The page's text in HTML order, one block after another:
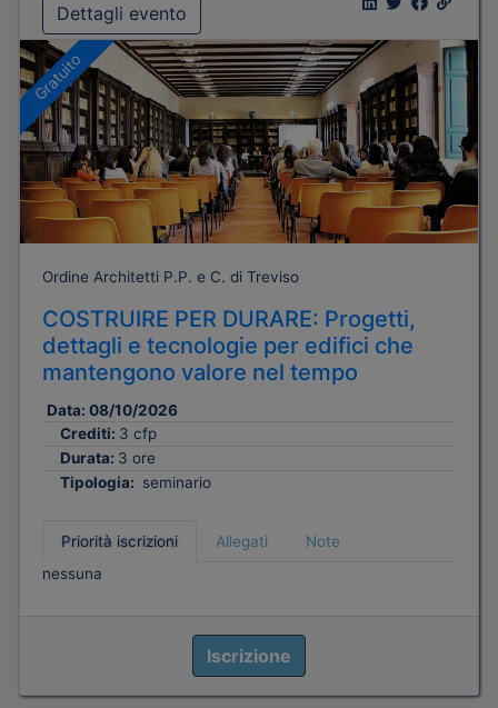
Dettagli evento
Gratuito
Ordine Architetti P.P. e C. di Treviso
COSTRUIRE PER DURARE: Progetti,
dettagli e tecnologie per edifici che
mantengono valore nel tempo
Data: 08/10/2026
Crediti: 3 cfp
Durata: 3 ore
Tipologia: seminario
Priorità iscrizioni Allegati
Note
nessuna
Iscrizione